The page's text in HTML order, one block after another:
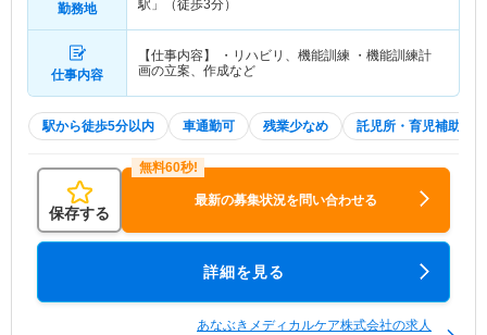
勤務地
駅」（徒歩3分）
仕事内容
【仕事内容】 ・リハビリ、機能訓練 ・機能訓練計
画の立案、作成など
駅から徒歩5分以内 車通勤可 残業少なめ 託児所・育児補助
保存する
最新の募集状況を問い合わせる
詳細を見る
あなぶきメディカルケア株式会社の求人